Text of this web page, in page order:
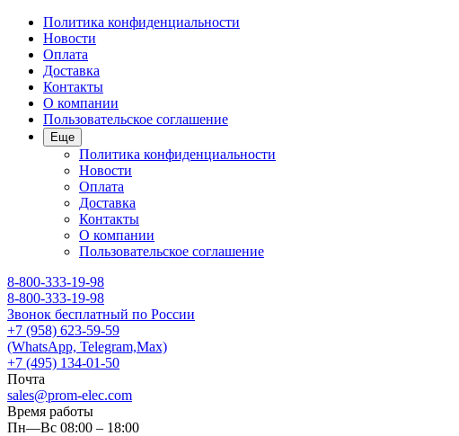
Политика конфиденциальности
Новости
Оплата
Доставка
Контакты
О компании
Пользовательское соглашение
Еще
Политика конфиденциальности
Новости
Оплата
Доставка
Контакты
О компании
Пользовательское соглашение
8-800-333-19-98
8-800-333-19-98
Звонок бесплатный по России
+7 (958) 623-59-59
(WhatsApp, Telegram,Max)
+7 (495) 134-01-50
Почта
sales@prom-elec.com
Время работы
Пн—Вс 08:00 – 18:00